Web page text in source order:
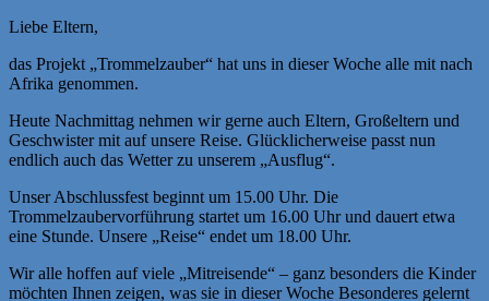
Liebe Eltern,
das Projekt „Trommelzauber“ hat uns in dieser Woche alle mit nach
Afrika genommen.
Heute Nachmittag nehmen wir gerne auch Eltern, Großeltern und
Geschwister mit auf unsere Reise. Glücklicherweise passt nun
endlich auch das Wetter zu unserem „Ausflug“.
Unser Abschlussfest beginnt um 15.00 Uhr. Die
Trommelzaubervorführung startet um 16.00 Uhr und dauert etwa
eine Stunde. Unsere „Reise“ endet um 18.00 Uhr.
Wir alle hoffen auf viele „Mitreisende“ – ganz besonders die Kinder
möchten Ihnen zeigen, was sie in dieser Woche Besonderes gelernt